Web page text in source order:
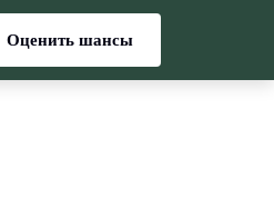
Оценить шансы